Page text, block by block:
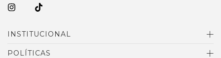
INSTITUCIONAL
POLÍTICAS